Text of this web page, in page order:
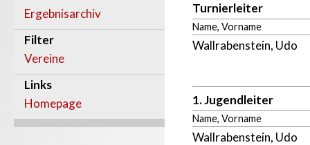
Ergebnisarchiv
Filter
Vereine
Links
Homepage
Turnierleiter
Name, Vorname
Wallrabenstein, Udo
1. Jugendleiter
Name, Vorname
Wallrabenstein, Udo